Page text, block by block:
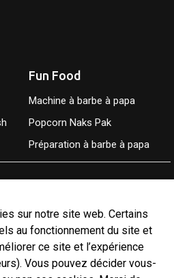
Fun Food
Machine à barbe à papa
Popcorn Naks Pak
Préparation à barbe à papa
sur notre site web. Certains
au fonctionnement du site et
ce site et l’expérience
Vous pouvez décider vous-